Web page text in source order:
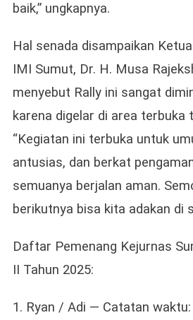
baik,” ungkapnya.
Hal senada disampaikan
IMI Sumut, Dr. H. Musa
menyebut Rally ini sangat
karena digelar di area terbuka
“Kegiatan ini terbuka untuk
antusias, dan berkat
semuanya berjalan aman.
berikutnya bisa kita adakan di
Daftar Pemenang Kejurnas
II Tahun 2025:
1. Ryan / Adi — Catatan waktu: